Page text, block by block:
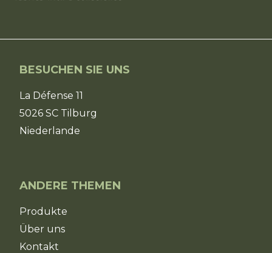
BESUCHEN SIE UNS
La Défense 11
5026 SC Tilburg
Niederlande
ANDERE THEMEN
Produkte
Über uns
Kontakt